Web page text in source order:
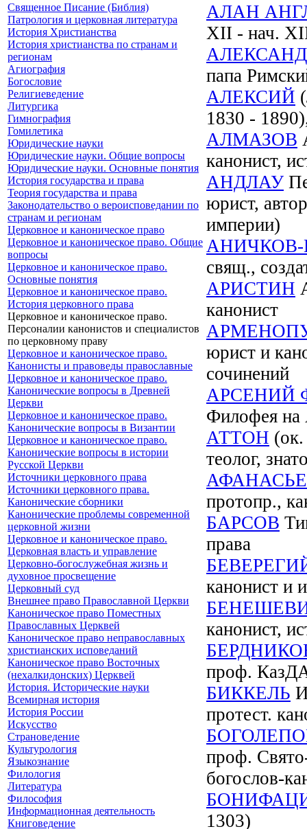
Священное Писание (Библия)
Патрология и церковная литература
История Христианства
История христианства по странам и
регионам
Агиография
Богословие
Религиеведение
Литургика
Гимнография
Гомилетика
Юридические науки
Юридические науки. Общие вопросы
Юридические науки. Основные понятия
История государства и права
Теория государства и права
Законодательство о вероисповедании по
странам и регионам
Церковное и каноническое право
Церковное и каноническое право. Общие
вопросы
Церковное и каноническое право.
Основные понятия
Церковное и каноническое право.
История церковного права
Церковное и каноническое право.
Персоналии канонистов и специалистов
по церковному праву
Церковное и каноническое право.
Канонисты и правоведы православные
Церковное и каноническое право.
Канонические вопросы в Древней
Церкви
Церковное и каноническое право.
Канонические вопросы в Византии
Церковное и каноническое право.
Канонические вопросы в истории
Русской Церкви
Источники церковного права
Источники церковного права.
Канонические сборники
Канонические проблемы современной
церковной жизни
Церковное и каноническое право.
Церковная власть и управление
Церковно-богослужебная жизнь и
духовное просвещение
Церковный суд
Внешнее право Православной Церкви
Каноническое право Поместных
Православных Церквей
Каноническое право неправославных
христианских исповеданий
Каноническое право Восточных
(нехалкидонских) Церквей
История. Исторические науки
Всемирная история
История России
Искусство
Страноведение
Культурология
Языкознание
Филология
Литература
Философия
Информационная деятельность
Книговедение
АЛАН
XII - нач.
папа
АЛЕКСИЙ
1830 -
АЛМАЗОВ
канонист,
АНДЛАУ
юрист,
империи)
свящ.,
АРИСТИН
канонист
юрист и
сочинений
АРСЕНИЙ
Филофея
АТТОН
теолог,
протопр.,
БАРСОВ
права
канонист и
канонист,
проф.
БИККЕЛЬ
протест.
проф.
богослов-
1303)